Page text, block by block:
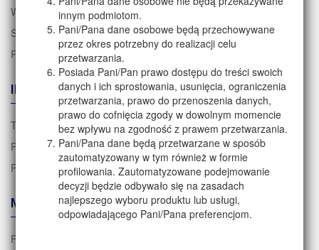
Warunki dostawy
Sposoby płatności
Reklamacje i zwroty
INFORMACJE
Tabela rozmiarów
Polityka prywatności i RODO
Polityka cookies
MEDIA
FACEBOOK
innym podmiotom.
Pani/Pana dane osobowe będą przechowywane
przez okres potrzebny do realizacji celu
przetwarzania.
Posiada Pani/Pan prawo dostępu do treści swoich
danych i ich sprostowania, usunięcia, ograniczenia
przetwarzania, prawo do przenoszenia danych,
prawo do cofnięcia zgody w dowolnym momencie
bez wpływu na zgodność z prawem przetwarzania.
Pani/Pana dane będą przetwarzane w sposób
zautomatyzowany w tym również w formie
profilowania. Zautomatyzowane podejmowanie
decyzji będzie odbywało się na zasadach
najlepszego wyboru produktu lub usługi,
odpowiadającego Pani/Pana preferencjom.